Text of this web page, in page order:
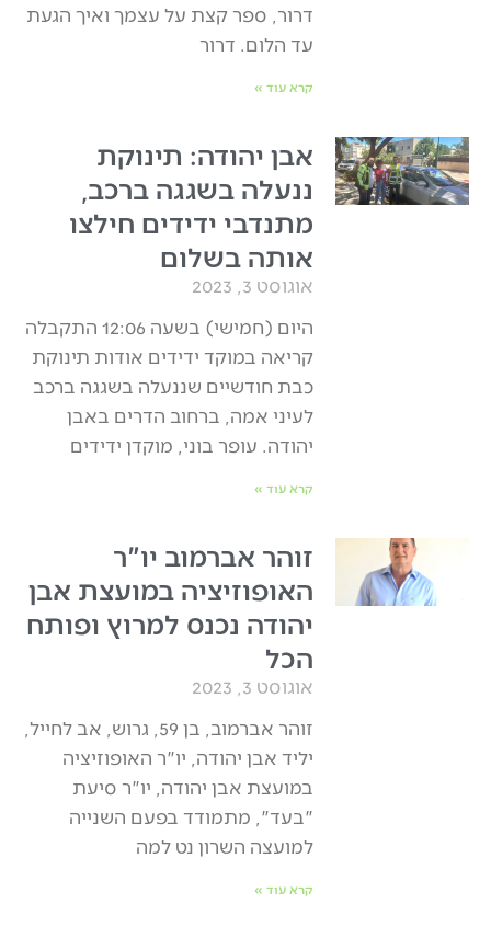
דרור, ספר קצת על עצמך ואיך הגעת
עד הלום. דרור
קרא עוד »
אבן יהודה: תינוקת
ננעלה בשגגה ברכב,
מתנדבי ידידים חילצו
אותה בשלום
אוגוסט 3, 2023
היום (חמישי) בשעה 12:06 התקבלה
קריאה במוקד ידידים אודות תינוקת
כבת חודשיים שננעלה בשגגה ברכב
לעיני אמה, ברחוב הדרים באבן
יהודה. עופר בוני, מוקדן ידידים
קרא עוד »
זוהר אברמוב יו"ר
האופוזיציה במועצת אבן
יהודה נכנס למרוץ ופותח
הכל
אוגוסט 3, 2023
זוהר אברמוב, בן 59, גרוש, אב לחייל,
יליד אבן יהודה, יו"ר האופוזיציה
במועצת אבן יהודה, יו"ר סיעת
"בעד", מתמודד בפעם השנייה
למועצה השרון נט למה
קרא עוד »